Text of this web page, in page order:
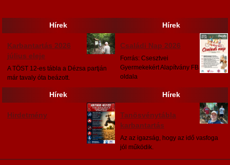
Hírek
Karbantartás 2026
július eleje
A TÖST 12-es tábla a Dézsa partján
már tavaly óta beázott.
Hírek
Családi Nap 2026
Forrás: Csesztvei
Gyermekekért Alapítvány FB
oldala
Hírek
Hirdetmény
Hírek
Tanösvénytábla
karbantartás
Az az igazság, hogy az idő vasfoga
jól működik.